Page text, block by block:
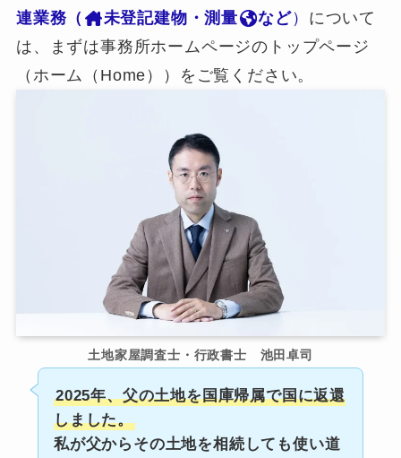
連業務（
未登記建物・測量 など） について
は、まずは事務所ホームページのトップページ
（ホーム（Home））をご覧ください。
土地家屋調査士・行政書士 池田卓司
2025年、父の土地を国庫帰属で国に返還
しました。
私が父からその土地を相続しても使い道